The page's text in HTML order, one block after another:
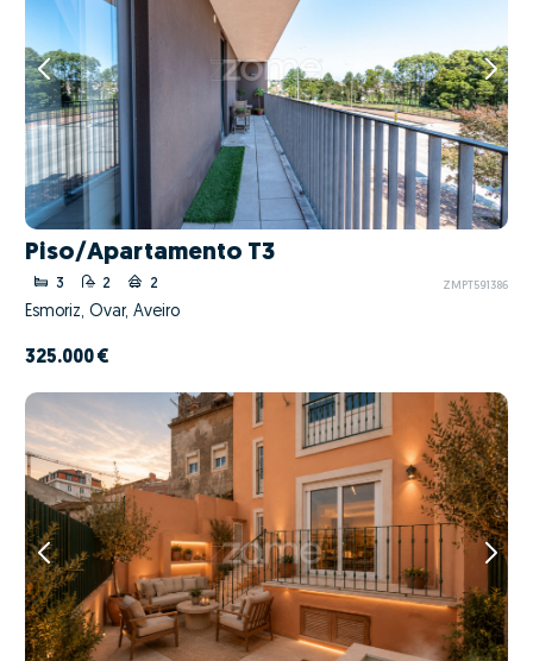
Piso/Apartamento T3
3 2 2 ZMPT591386
Esmoriz, Ovar, Aveiro
325.000 €